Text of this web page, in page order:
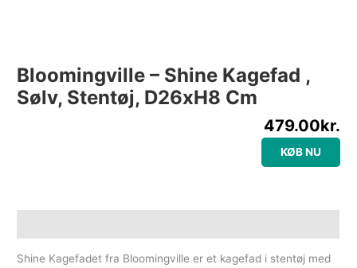
Bloomingville – Shine Kagefad ,
Sølv, Stentøj, D26xH8 Cm
479.00kr.
KØB NU
Shine Kagefadet fra Bloomingville er et kagefad i stentøj med